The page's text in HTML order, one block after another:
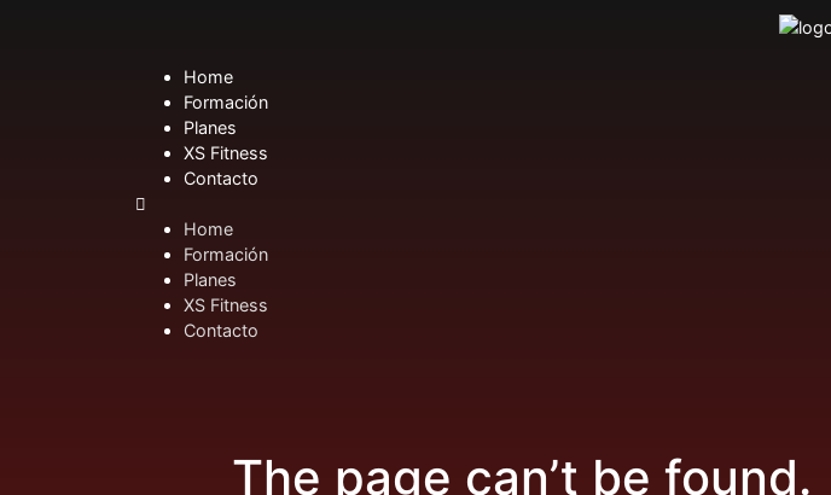
Home
Formación
Planes
XS Fitness
Contacto
Home
Formación
Planes
XS Fitness
Contacto
The page can’t be found.